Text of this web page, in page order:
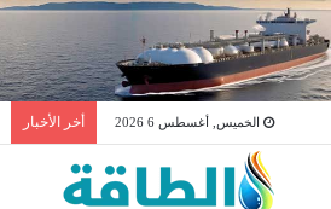
الخميس, أغسطس 6 2026 أخر الأخبار